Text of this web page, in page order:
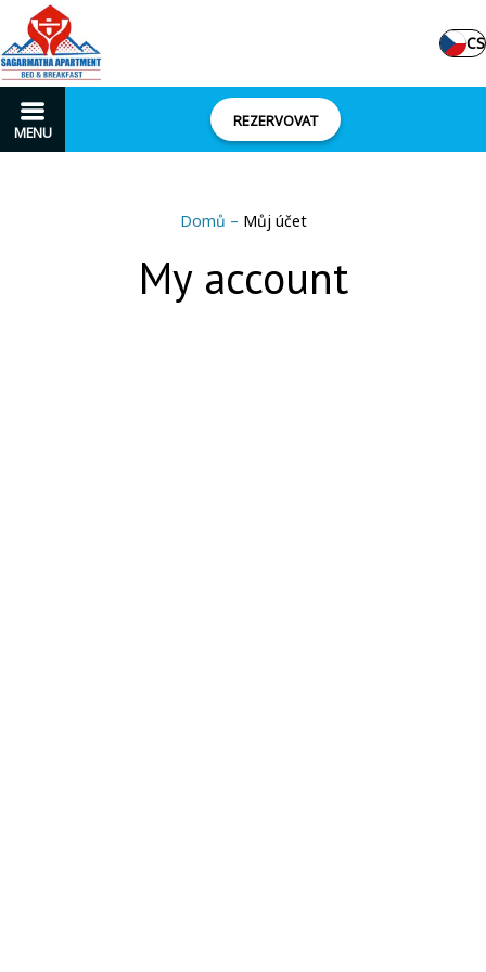
CS
MENU
REZERVOVAT
Domů – Můj účet
My account